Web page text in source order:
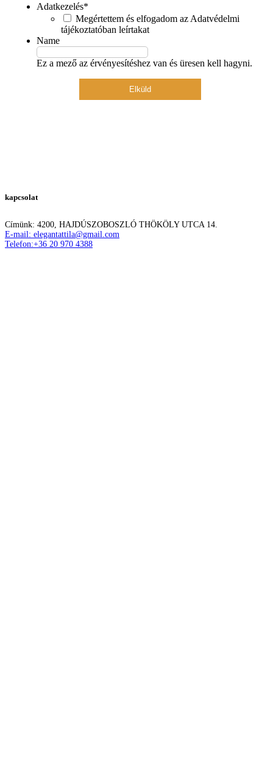
Adatkezelés*
Megértettem és elfogadom az Adatvédelmi
tájékoztatóban leírtakat
Name
Ez a mező az érvényesítéshez van és üresen kell hagyni.
kapcsolat
Címünk: 4200, HAJDÚSZOBOSZLÓ THÖKÖLY UTCA 14.
E-mail: elegantattila@gmail.com
Telefon:+36 20 970 4388